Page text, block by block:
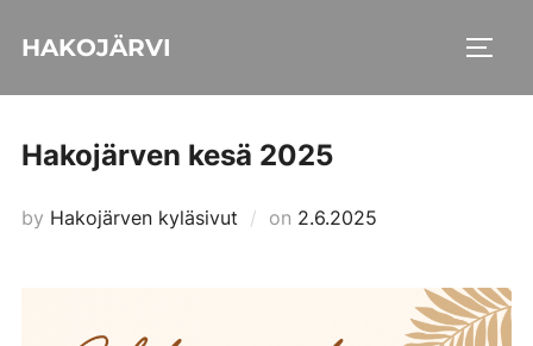
HAKOJÄRVI
Hakojärven kesä 2025
by Hakojärven kyläsivut on Posted
2.6.2025